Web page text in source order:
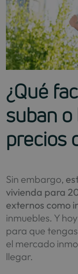
¿Qué
suban
precios
Sin embargo,
vivienda para
externos como
inmuebles. Y
para que
el mercado
llegar.